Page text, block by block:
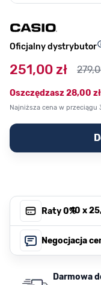
Oficjalny dystrybutor
251,00 zł
Oszczędzasz28,00 zł
Najniższa cena w przeciągu
Raty 0%, 10 x
Negocjacja
Darmowa